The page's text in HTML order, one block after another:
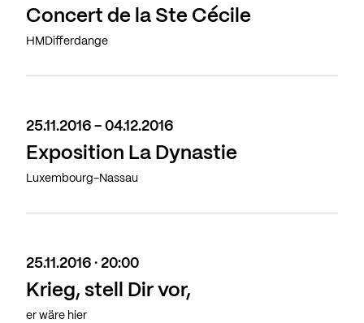
Concert de la Ste Cécile
HMDifferdange
25.11.2016 - 04.12.2016
Exposition La Dynastie
Luxembourg-Nassau
25.11.2016 · 20:00
Krieg, stell Dir vor,
er wäre hier